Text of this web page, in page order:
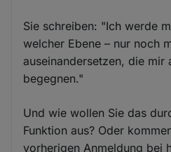
Sie schreiben: "Ich werde
welcher Ebene – nur noch
auseinandersetzen, die mir
begegnen."
Und wie wollen Sie das
Funktion aus? Oder
vorherigen Anmeldung bei